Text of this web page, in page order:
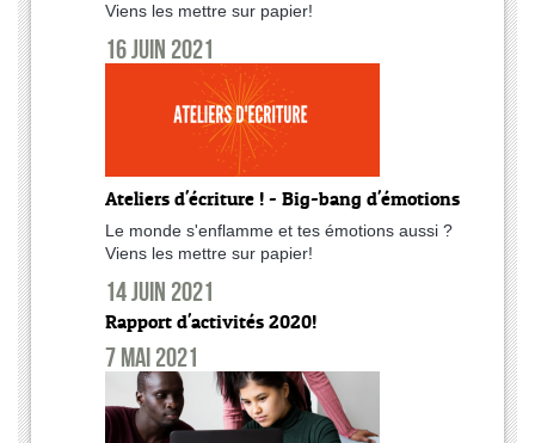
Viens les mettre sur papier!
16 juin 2021
Ateliers d'écriture ! - Big-bang d'émotions
Le monde s'enflamme et tes émotions aussi ?
Viens les mettre sur papier!
14 juin 2021
Rapport d'activités 2020!
7 mai 2021